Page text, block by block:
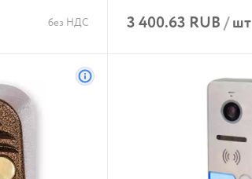
без НДС 3 400.63 RUB/шт